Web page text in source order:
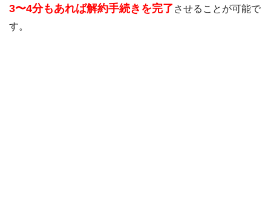
3〜4分もあれば解約手続きを完了 させることが可能で
す。